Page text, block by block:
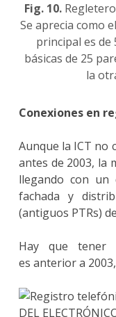
Fig. 10.
Se aprecia como
principal es de
básicas de 25
la
Conexiones en
Aunque la ICT no
antes de 2003, la
llegando con
fachada y
(antiguos PTRs)
Hay que tener
es anterior a